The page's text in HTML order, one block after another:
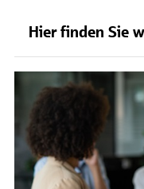
Hier finden Sie